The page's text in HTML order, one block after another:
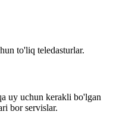
to'liq teledasturlar.
uy uchun kerakli bo'lgan
bor servislar.